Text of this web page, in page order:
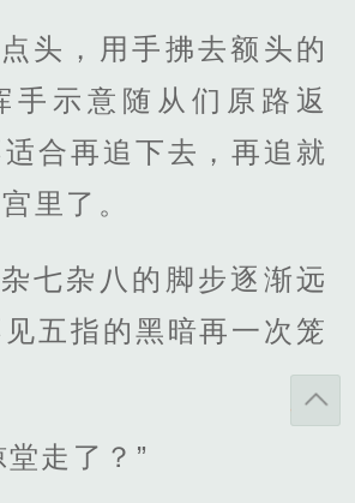
头，用手拂去额头的
手示意随从们原路返
合再追下去，再追就
里了。
七杂八的脚步逐渐远
五指的黑暗再一次笼
堂走了？”